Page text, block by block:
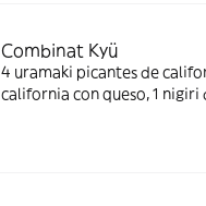
Combinat Kyü
4 uramaki picantes de
california con queso, 1 nigiri